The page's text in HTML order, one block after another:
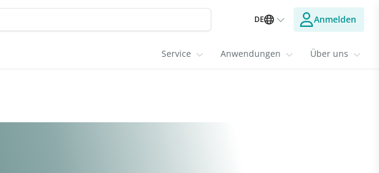
DE Anmelden
Service Anwendungen Über uns